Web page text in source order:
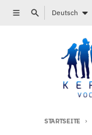
Direkt zum Inhalt
MenüSuchenSprache
Deutsch
STARTSEITE